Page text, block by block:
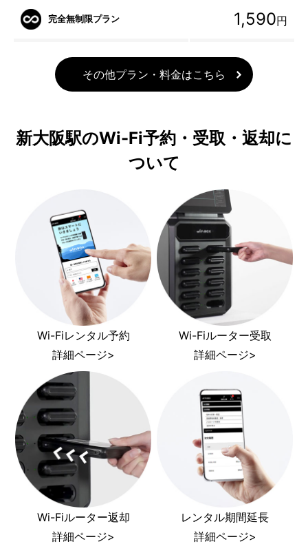
完全無制限プラン 1,590円
その他プラン・料金はこちら
新大阪駅のWi-Fi予約・受取・返却に
ついて
Wi-Fiレンタル予約
詳細ページ>
Wi-Fiルーター受取
詳細ページ>
Wi-Fiルーター返却
詳細ページ>
レンタル期間延長
詳細ページ>